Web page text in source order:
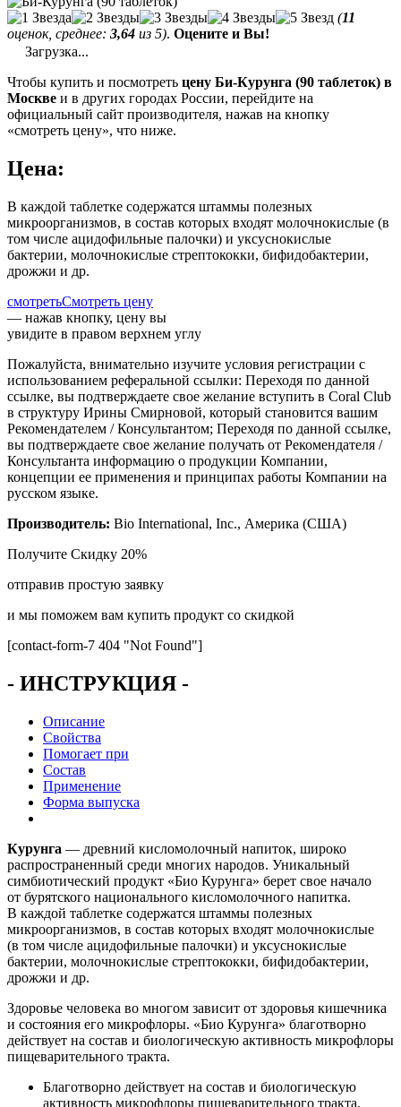
(11
оценок, среднее: 3,64 из 5). Оцените и Вы!
Загрузка...
Чтобы купить и посмотреть цену Би-Курунга (90 таблеток) в
Москве и в других городах России, перейдите на
официальный сайт производителя, нажав на кнопку
«смотреть цену», что ниже.
Цена:
В каждой таблетке содержатся штаммы полезных
микроорганизмов, в состав которых входят молочнокислые (в
том числе ацидофильные палочки) и уксуснокислые
бактерии, молочнокислые стрептококки, бифидобактерии,
дрожжи и др.
смотретьСмотреть цену
— нажав кнопку, цену вы
увидите в правом верхнем углу
Пожалуйста, внимательно изучите условия регистрации с
использованием реферальной ссылки: Переходя по данной
ссылке, вы подтверждаете свое желание вступить в Coral Club
в структуру Ирины Смирновой, который становится вашим
Рекомендателем / Консультантом; Переходя по данной ссылке,
вы подтверждаете свое желание получать от Рекомендателя /
Консультанта информацию о продукции Компании,
концепции ее применения и принципах работы Компании на
русском языке.
Производитель: Bio International, Inc., Америка (США)
Получите Скидку 20%
отправив простую заявку
и мы поможем вам купить продукт со скидкой
[contact-form-7 404 "Not Found"]
- ИНСТРУКЦИЯ -
Описание
Свойства
Помогает при
Состав
Применение
Форма выпуска
Курунга — древний кисломолочный напиток, широко
распространенный среди многих народов. Уникальный
симбиотический продукт «Био Курунга» берет свое начало
от бурятского национального кисломолочного напитка.
В каждой таблетке содержатся штаммы полезных
микроорганизмов, в состав которых входят молочнокислые
(в том числе ацидофильные палочки) и уксуснокислые
бактерии, молочнокислые стрептококки, бифидобактерии,
дрожжи и др.
Здоровье человека во многом зависит от здоровья кишечника
и состояния его микрофлоры. «Био Курунга» благотворно
действует на состав и биологическую активность микрофлоры
пищеварительного тракта.
Благотворно действует на состав и биологическую
активность микрофлоры пищеварительного тракта.